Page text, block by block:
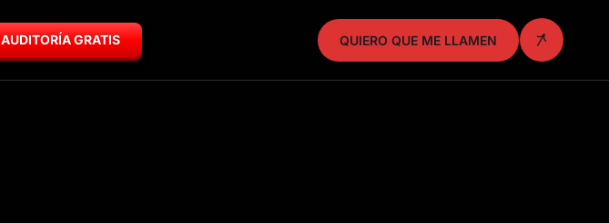
AUDITORÍA GRATIS QUIERO QUE ME LLAMEN